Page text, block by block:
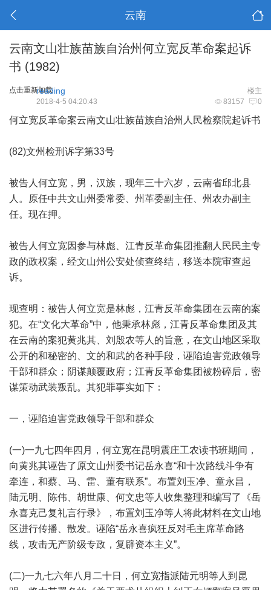
云南
云南文山壮族苗族自治州何立宽反革命案起诉
书 (1982)
点击重新加载 楼主
reading
83157 0
2018-4-5 04:20:43
何立宽反革命案云南文山壮族苗族自治州人民检察院起诉书
(82)文州检刑诉字第33号
被告人何立宽，男，汉族，现年三十六岁，云南省邱北县
人。原任中共文山州委常委、州革委副主任、州农办副主
任。现在押。
被告人何立宽因参与林彪、江青反革命集团推翻人民民主专
政的政权案，经文山州公安处侦查终结，移送本院审查起
诉。
现查明：被告人何立宽是林彪，江青反革命集团在云南的案
犯。在“文化大革命”中，他秉承林彪，江青反革命集团及其
在云南的案犯黄兆其、刘殷农等人的旨意，在文山地区采取
公开的和秘密的、文的和武的各种手段，诬陷迫害党政领导
干部和群众；阴谋颠覆政府；江青反革命集团被粉碎后，密
谋策动武装叛乱。其犯罪事实如下：
一，诬陷迫害党政领导干部和群众
(一)一九七四年四月，何立宽在昆明震庄工农读书班期间，
向黄兆其诬告了原文山州委书记岳永喜“和十次路线斗争有
牵连，和蔡、马、雷、董有联系”。布置刘玉净、童永昌，
陆元明、陈伟、胡世康、何文忠等人收集整理和编写了《岳
永喜克己复礼言行录》，布置刘玉净等人将此材料在文山地
区进行传播、散发。诬陷“岳永喜疯狂反对毛主席革命路
线，攻击无产阶级专政，复辟资本主义”。
(二)一九七六年八月二十日，何立宽指派陆元明等人到昆